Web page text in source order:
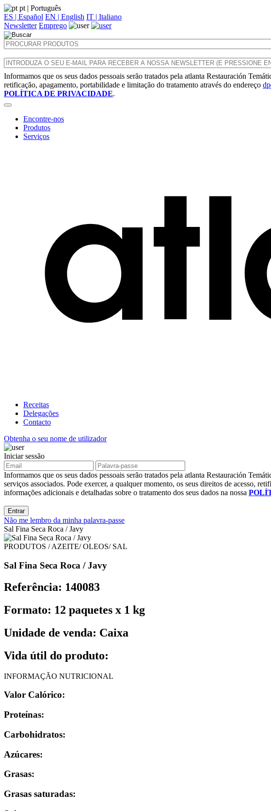
pt | Português
ES | Español EN | English IT | Italiano
Newsletter Emprego
Informamos que os seus dados pessoais serão tratados pela atlanta Restauración
retificação, apagamento, portabilidade e limitação do tratamento através do endereço
POLÍTICA DE PRIVACIDADE.
Encontre-nos
Produtos
Serviços
Receitas
Delegações
Contacto
Obtenha o seu nome de utilizador
Iniciar sessão
Informamos que os seus dados pessoais serão tratados pela atlanta Restauración
serviços associados. Pode exercer, a qualquer momento, os seus direitos de acesso,
informações adicionais e detalhadas sobre o tratamento dos seus dados na nossa
Entrar
Não me lembro da minha palavra-passe
Sal Fina Seca Roca / Javy
PRODUTOS / AZEITE/ OLEOS/ SAL
Sal Fina Seca Roca / Javy
Referência: 140083
Formato: 12 paquetes x 1 kg
Unidade de venda: Caixa
Vida útil do produto:
INFORMAÇÃO NUTRICIONAL
Valor Calórico:
Proteínas:
Carbohidratos:
Azúcares:
Grasas:
Grasas saturadas: